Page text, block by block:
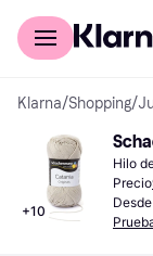
Comprar con Klarna
Klarna/Shopping/
+10
Hilo
Precio